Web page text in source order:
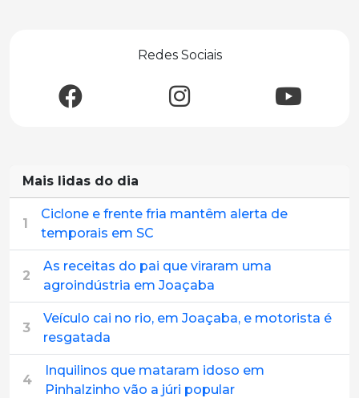
Redes Sociais
Mais lidas do dia
1
Ciclone e frente fria mantêm alerta de
temporais em SC
2
As receitas do pai que viraram uma
agroindústria em Joaçaba
3
Veículo cai no rio, em Joaçaba, e motorista é
resgatada
4
Inquilinos que mataram idoso em
Pinhalzinho vão a júri popular